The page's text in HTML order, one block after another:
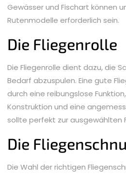
Gewässer und Fischart können
Rutenmodelle erforderlich sein.
Die Fliegenrolle
Die Fliegenrolle dient dazu, die
Bedarf abzuspulen. Eine gute
durch eine reibungslose
Konstruktion und eine
sollte perfekt zur ausgewählten
Die
Die Wahl der richtigen